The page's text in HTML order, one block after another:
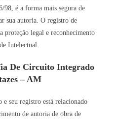
98, é a forma mais segura de
sua autoria. O registro de
proteção legal e reconhecimento
Intelectual.
De Circuito Integrado
– AM
seu registro está relacionado
de autoria de obra de